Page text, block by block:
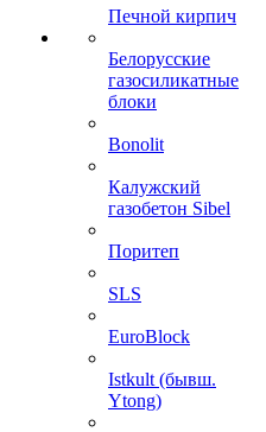
Печной кирпич
Белорусские
газосиликатные
блоки
Bonolit
Калужский
газобетон Sibel
Поритеп
SLS
EuroBlock
Istkult (бывш.
Ytong)